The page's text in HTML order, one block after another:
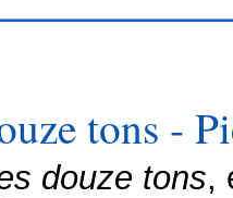
tons -
douze tons,